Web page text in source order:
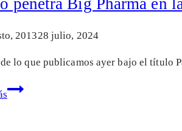
201328 julio, 2024
lo que publicamos ayer bajo el título
Cómo